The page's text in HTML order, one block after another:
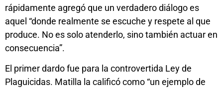
rápidamente agregó que un verdadero diálogo es
aquel “donde realmente se escuche y respete al que
produce. No es solo atenderlo, sino también actuar en
consecuencia”.
El primer dardo fue para la controvertida Ley de
Plaguicidas. Matilla la calificó como “un ejemplo de